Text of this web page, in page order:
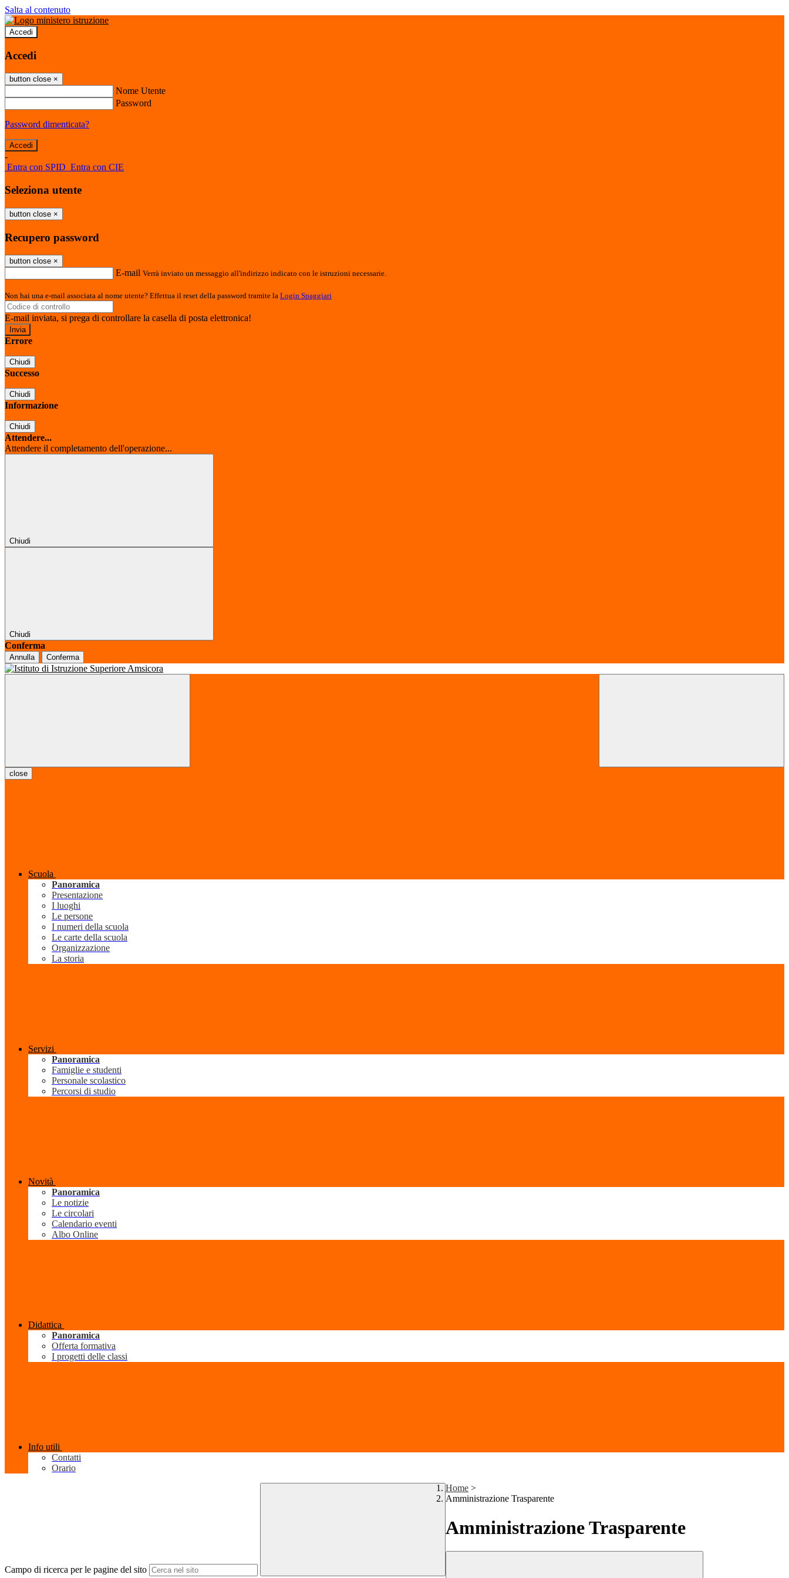
Salta al contenuto
Accedi
Accedi
button close ×
Nome Utente
Password
Password dimenticata?
-
Entra con SPID Entra con CIE
Seleziona utente
button close ×
Recupero password
button close ×
E-mail Verrà inviato un messaggio all'indirizzo indicato con le istruzioni necessarie.
Non hai una e-mail associata al nome utente? Effettua il reset della password tramite la Login Spaggiari
E-mail inviata, si prega di controllare la casella di posta elettronica!
Errore
Chiudi
Successo
Chiudi
Informazione
Chiudi
Attendere...
Attendere il completamento dell'operazione...
Chiudi
Chiudi
Conferma
Annulla Conferma
close
Scuola
Panoramica
Presentazione
I luoghi
Le persone
I numeri della scuola
Le carte della scuola
Organizzazione
La storia
Servizi
Panoramica
Famiglie e studenti
Personale scolastico
Percorsi di studio
Novità
Panoramica
Le notizie
Le circolari
Calendario eventi
Albo Online
Didattica
Panoramica
Offerta formativa
I progetti delle classi
Info utili
Contatti
Orario
Campo di ricerca per le pagine del sito
Home >
Amministrazione Trasparente
Amministrazione Trasparente